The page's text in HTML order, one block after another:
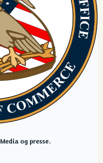
Media og presse,